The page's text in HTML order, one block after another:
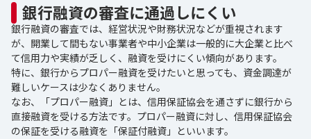
銀行融資の審査に通過しにくい
銀行融資の審査では、経営状況や財務状況などが重視されます
が、開業して間もない事業者や中小企業は一般的に大企業と比べ
て信用力や実績が乏しく、融資を受けにくい傾向があります。
特に、銀行からプロパー融資を受けたいと思っても、資金調達が
難しいケースは少なくありません。
なお、「プロパー融資」とは、信用保証協会を通さずに銀行から
直接融資を受ける方法です。プロパー融資に対し、信用保証協会
の保証を受ける融資を「保証付融資」といいます。